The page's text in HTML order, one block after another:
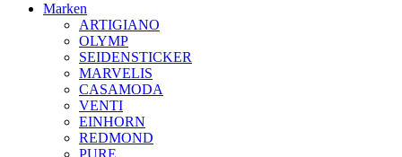
Marken
ARTIGIANO
OLYMP
SEIDENSTICKER
MARVELIS
CASAMODA
VENTI
EINHORN
REDMOND
PURE